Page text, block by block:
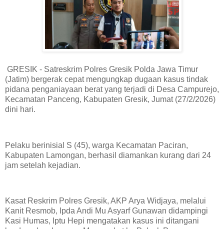
GRESIK - Satreskrim Polres Gresik Polda Jawa Timur
(Jatim) bergerak cepat mengungkap dugaan kasus tindak
pidana penganiayaan berat yang terjadi di Desa Campurejo,
Kecamatan Panceng, Kabupaten Gresik, Jumat (27/2/2026)
dini hari.
Pelaku berinisial S (45), warga Kecamatan Paciran,
Kabupaten Lamongan, berhasil diamankan kurang dari 24
jam setelah kejadian.
Kasat Reskrim Polres Gresik, AKP Arya Widjaya, melalui
Kanit Resmob, Ipda Andi Mu Asyarf Gunawan didampingi
Kasi Humas, Iptu Hepi mengatakan kasus ini ditangani